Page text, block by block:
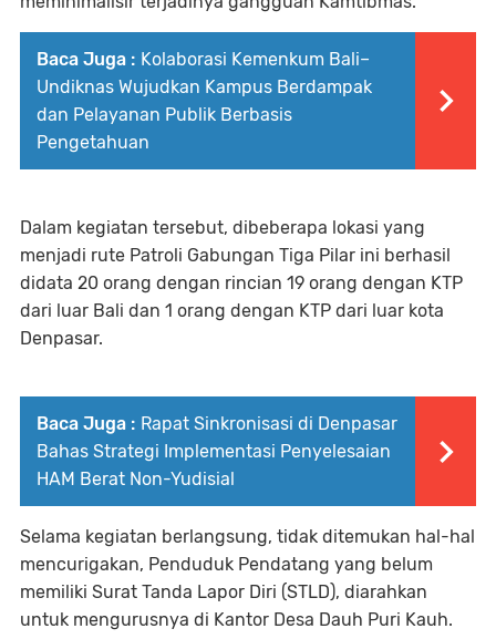
Baca Juga : Kolaborasi Kemenkum Bali–
Undiknas Wujudkan Kampus Berdampak
dan Pelayanan Publik Berbasis
Pengetahuan
Dalam kegiatan tersebut, dibeberapa lokasi yang
menjadi rute Patroli Gabungan Tiga Pilar ini berhasil
didata 20 orang dengan rincian 19 orang dengan KTP
dari luar Bali dan 1 orang dengan KTP dari luar kota
Denpasar.
Baca Juga : Rapat Sinkronisasi di Denpasar
Bahas Strategi Implementasi Penyelesaian
HAM Berat Non-Yudisial
Selama kegiatan berlangsung, tidak ditemukan hal-hal
mencurigakan, Penduduk Pendatang yang belum
memiliki Surat Tanda Lapor Diri (STLD), diarahkan
untuk mengurusnya di Kantor Desa Dauh Puri Kauh.